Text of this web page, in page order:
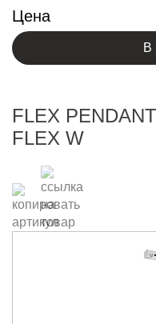
Цена
В
FLEX
FLEX W